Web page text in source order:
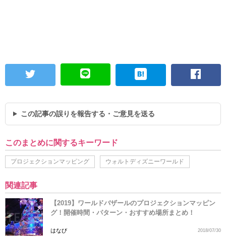
この記事の誤りを報告する・ご意見を送る
このまとめに関するキーワード
プロジェクションマッピング ウォルトディズニーワールド
関連記事
【2019】ワールドバザールのプロジェクションマッピン
グ！開催時間・パターン・おすすめ場所まとめ！
はなび 2018/07/30